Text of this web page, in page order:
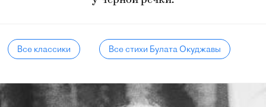
Все классики Все стихи Булата Окуджавы